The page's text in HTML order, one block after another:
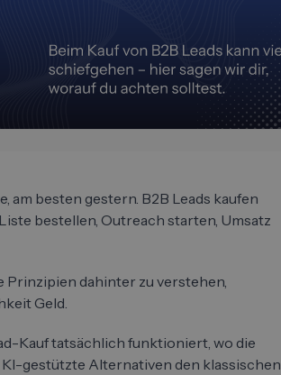
besten gestern. B2B Leads kaufen
bestellen, Outreach starten, Umsatz
Prinzipien dahinter zu verstehen,
Geld.
Kauf tatsächlich funktioniert, wo die
gestützte Alternativen den klassischen